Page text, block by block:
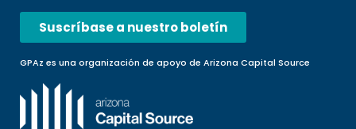
Suscríbase a nuestro boletín
GPAz es una organización de apoyo de Arizona Capital Source